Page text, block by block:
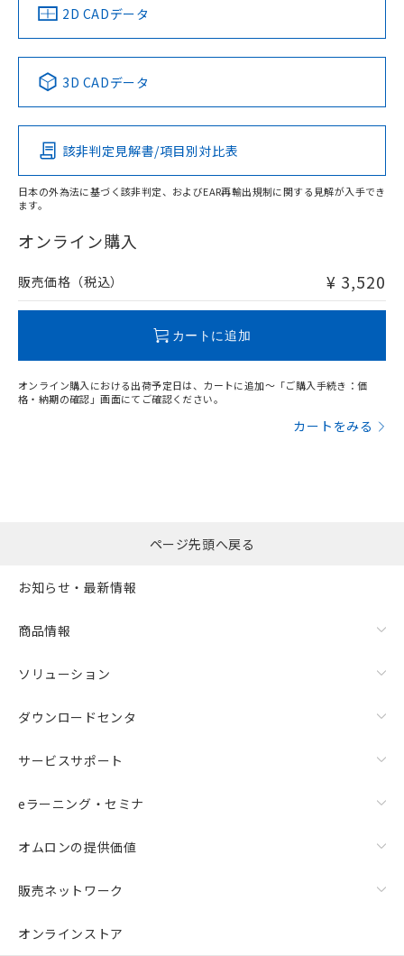
中国 RoHS 注意事項・凡例
Pb Hg Cd Cr(VI)
O
在庫等で未対応品が混在する可能性があります。
問い合わせください。
2D CADデータ
3D CADデータ
該非判定見解書/項目別対比表
日本の外為法に基づく該非判定、およびEAR再輸出規制に関する見解が入手でき
ます。
オンライン購入
販売価格（税込） ¥ 3,520
カートに追加
オンライン購入における出荷予定日は、カートに追加～「ご購入手続き：価
格・納期の確認」画面にてご確認ください。
カートをみる
ページ先頭へ戻る
お知らせ・最新情報
商品情報
ソリューション
ダウンロードセンタ
サービスサポート
eラーニング・セミナ
オムロンの提供価値
販売ネットワーク
オンラインストア